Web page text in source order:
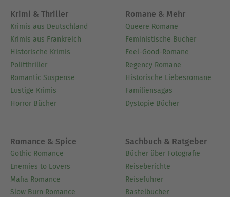
Krimi & Thriller
Krimis aus Deutschland
Krimis aus Frankreich
Historische Krimis
Politthriller
Romantic Suspense
Lustige Krimis
Horror Bücher
Romane & Mehr
Queere Romane
Feministische Bücher
Feel-Good-Romane
Regency Romane
Historische Liebesromane
Familiensagas
Dystopie Bücher
Romance & Spice
Gothic Romance
Enemies to Lovers
Mafia Romance
Slow Burn Romance
Sachbuch & Ratgeber
Bücher über Fotografie
Reiseberichte
Reiseführer
Bastelbücher